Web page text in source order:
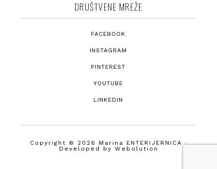
DRUŠTVENE MREŽE
FACEBOOK
INSTAGRAM
PINTEREST
YOUTUBE
LINKEDIN
Copyright © 2026 Marina ENTERIJERNICA ·
Developed by Webolution